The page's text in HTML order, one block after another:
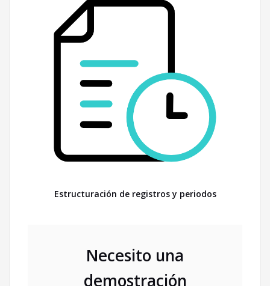
Estructuración de registros y periodos
Necesito una
demostración